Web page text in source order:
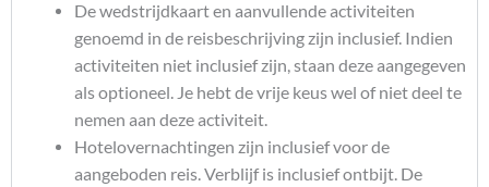
De wedstrijdkaart en aanvullende activiteiten
genoemd in de reisbeschrijving zijn inclusief. Indien
activiteiten niet inclusief zijn, staan deze aangegeven
als optioneel. Je hebt de vrije keus wel of niet deel te
nemen aan deze activiteit.
Hotelovernachtingen zijn inclusief voor de
aangeboden reis. Verblijf is inclusief ontbijt. De